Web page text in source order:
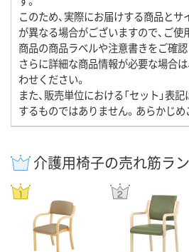
このため、実際にお届けする商品と
が異なる場合がございますので、ご
商品の商品ラベルや注意書きをご確認
さらに詳細な商品情報が必要な場合
わせください。
また、販売単位における「セット」表
するものではありません。あらかじめ
介護用椅子の売れ筋ラ